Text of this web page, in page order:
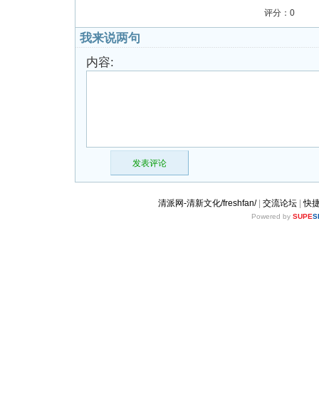
评分： 0
我来说两句
内容:
发表评论
清派网-清新文化/freshfan/| 交流论坛|快
Powered by SUPE